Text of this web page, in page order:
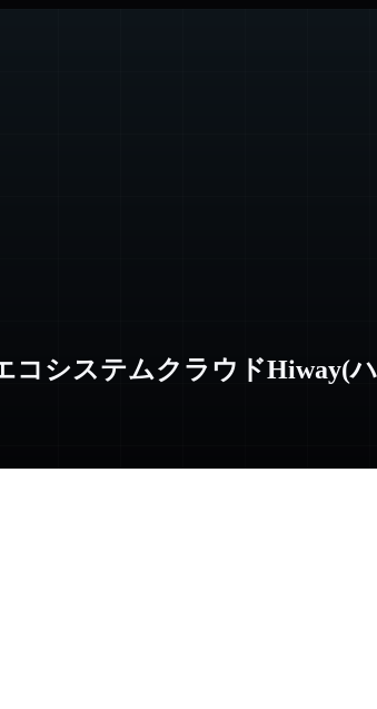
コシステムクラウドHiway(